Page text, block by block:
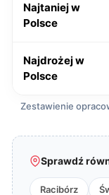
Najtaniej w
Polsce
Najdrożej w
Polsce
Zestawienie
Sprawdź
Racibórz